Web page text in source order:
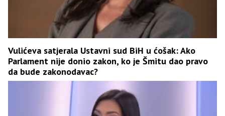
Vulićeva satjerala Ustavni sud BiH u ćošak: Ako
Parlament nije donio zakon, ko je Šmitu dao pravo
da bude zakonodavac?